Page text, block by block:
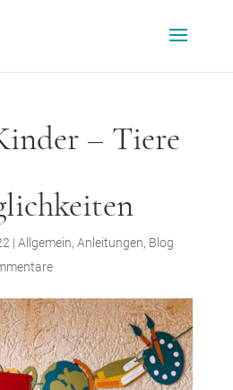
– Tiere
| Allgemein, Anleitungen, Blog